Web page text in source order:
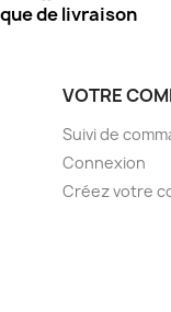
de livraison
VOTRE
Suivi de
Connexion
Créez votre